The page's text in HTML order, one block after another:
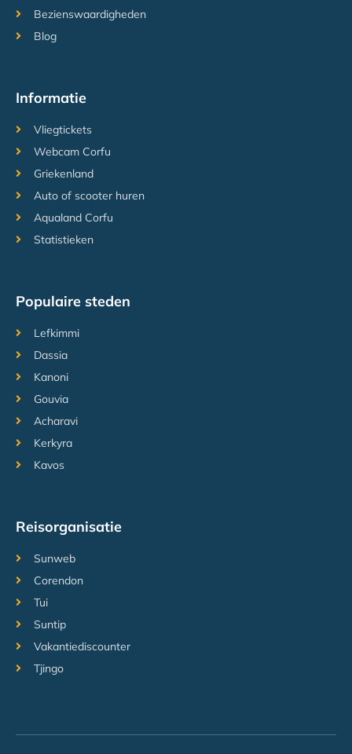
Bezienswaardigheden
Blog
Informatie
Vliegtickets
Webcam Corfu
Griekenland
Auto of scooter huren
Aqualand Corfu
Statistieken
Populaire steden
Lefkimmi
Dassia
Kanoni
Gouvia
Acharavi
Kerkyra
Kavos
Reisorganisatie
Sunweb
Corendon
Tui
Suntip
Vakantiediscounter
Tjingo